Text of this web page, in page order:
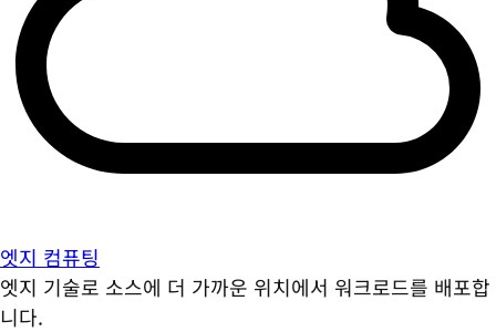
엣지 컴퓨팅
엣지 기술로 소스에 더 가까운 위치에서 워크로드를 배포합
니다.